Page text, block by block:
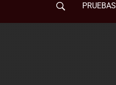
PRUEBAS